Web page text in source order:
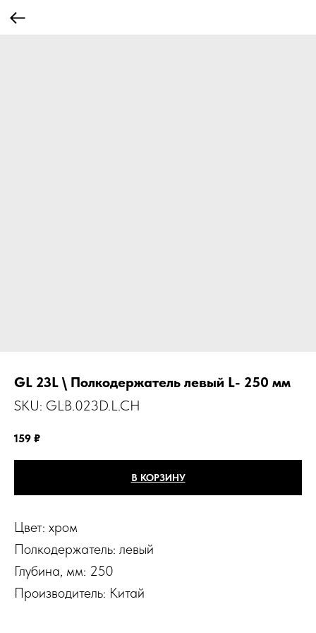
GL 23L \ Полкодержатель левый L- 250 мм
SKU: GLB.023D.L.CH
159 ₽
В КОРЗИНУ
Цвет: хром
Полкодержатель: левый
Глубина, мм: 250
Производитель: Китай